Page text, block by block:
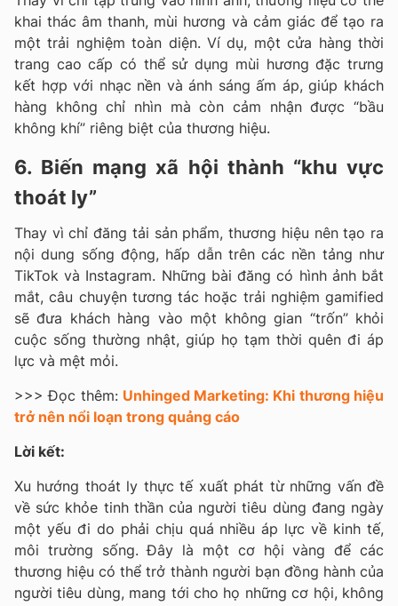
khai thác âm thanh, mùi hương và cảm giác để tạo ra
một trải nghiệm toàn diện. Ví dụ, một cửa hàng thời
trang cao cấp có thể sử dụng mùi hương đặc trưng
kết hợp với nhạc nền và ánh sáng ấm áp, giúp khách
hàng không chỉ nhìn mà còn cảm nhận được “bầu
không khí” riêng biệt của thương hiệu.
6. Biến mạng xã hội thành “khu vực
thoát ly”
Thay vì chỉ đăng tải sản phẩm, thương hiệu nên tạo ra
nội dung sống động, hấp dẫn trên các nền tảng như
TikTok và Instagram. Những bài đăng có hình ảnh bắt
mắt, câu chuyện tương tác hoặc trải nghiệm gamified
sẽ đưa khách hàng vào một không gian “trốn” khỏi
cuộc sống thường nhật, giúp họ tạm thời quên đi áp
lực và mệt mỏi.
>>> Đọc thêm: Unhinged Marketing: Khi thương hiệu
trở nên nổi loạn trong quảng cáo
Lời kết:
Xu hướng thoát ly thực tế xuất phát từ những vấn đề
về sức khỏe tinh thần của người tiêu dùng đang ngày
một yếu đi do phải chịu quá nhiều áp lực về kinh tế,
môi trường sống. Đây là một cơ hội vàng để các
thương hiệu có thể trở thành người bạn đồng hành của
người tiêu dùng, mang tới cho họ những cơ hội, không